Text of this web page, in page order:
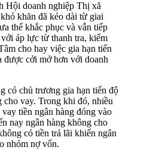
Hội doanh nghiệp Thị xã
khăn đã kéo dài từ giai
thể khắc phục và vẫn tiếp
áp lực từ thanh tra, kiểm
cho hay việc gia hạn tiến
được cởi mở hơn với doanh
có chủ trương gia hạn tiến độ
cho vay. Trong khi đó, nhiều
tiền ngân hàng đóng vào
nay ngân hàng không cho
có tiền trả lãi khiến ngân
nhóm nợ vốn.